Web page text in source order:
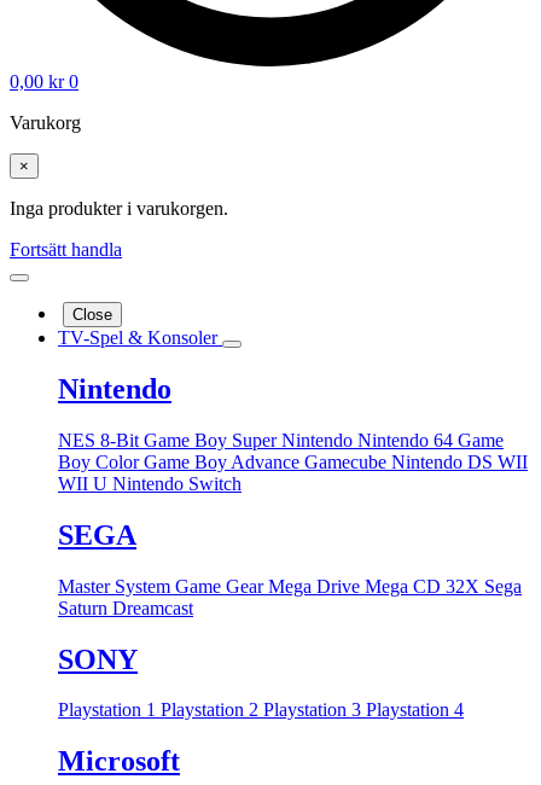
0,00 kr 0
Varukorg
×
Inga produkter i varukorgen.
Fortsätt handla
Close
TV-Spel & Konsoler
Nintendo
NES 8-Bit Game Boy Super Nintendo Nintendo 64 Game
Boy ColorGame Boy Advance Gamecube Nintendo DS WII
WII U Nintendo Switch
SEGA
Master System Game GearMega Drive Mega CD 32X Sega
Saturn Dreamcast
SONY
Playstation 1 Playstation 2 Playstation 3 Playstation 4
Microsoft